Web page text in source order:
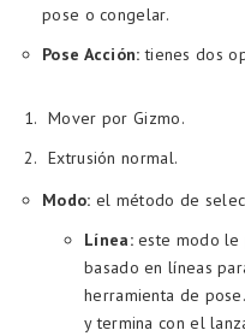
pose o congelar.
Pose Acción: tienes dos
Mover por Gizmo.
Extrusión normal.
Modo: el método de
Línea:este modo le
basado en líneas
herramienta de
y termina con el